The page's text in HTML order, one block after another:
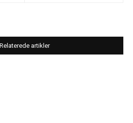
Relaterede artikler